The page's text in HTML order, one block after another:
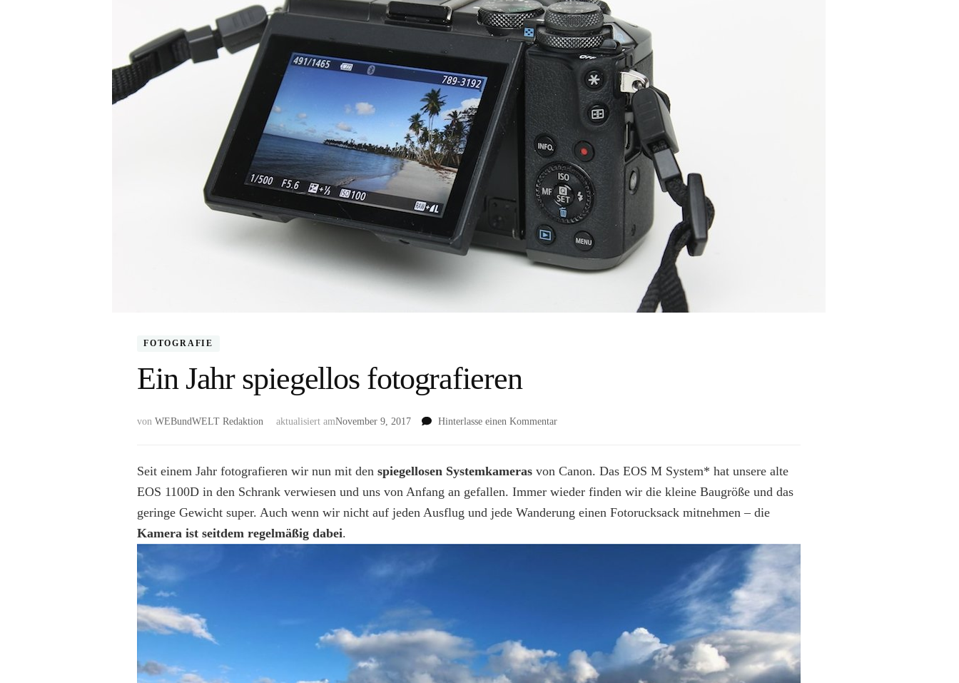
FOTOGRAFIE
Ein Jahr spiegellos fotografieren
von WEBundWELT Redaktion aktualisiert amNovember 9, 2017 Hinterlasse einen Kommentarzu
spiegellos
Seit einem Jahr fotografieren wir nun mit den spiegellosen Systemkameras von Canon. Das EOS M System* hat unsere alte
EOS 1100D in den Schrank verwiesen und uns von Anfang an gefallen. Immer wieder finden wir die kleine Baugröße und das
geringe Gewicht super. Auch wenn wir nicht auf jeden Ausflug und jede Wanderung einen Fotorucksack mitnehmen – die
Kamera ist seitdem regelmäßig dabei.